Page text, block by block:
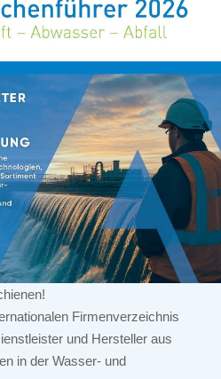
Firmenverzeichnis
und Hersteller aus
in der Wasser- und